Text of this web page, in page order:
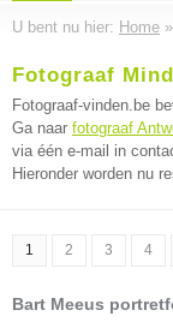
U bent nu hier: Home »
Fotograaf
Fotograaf-vinden.be
Ga naar fotograaf
via één e-mail in
Hieronder worden nu
1 2 3 4
Bart Meeus